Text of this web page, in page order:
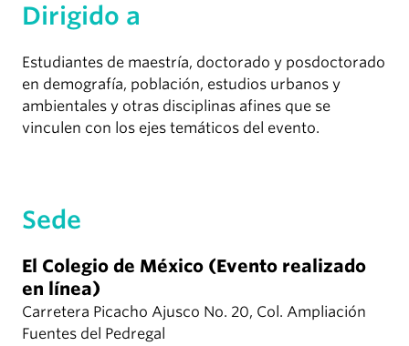
Dirigido a
Estudiantes de maestría, doctorado y posdoctorado
en demografía, población, estudios urbanos y
ambientales y otras disciplinas afines que se
vinculen con los ejes temáticos del evento.
Sede
El Colegio de México (Evento realizado
en línea)
Carretera Picacho Ajusco No. 20, Col. Ampliación
Fuentes del Pedregal